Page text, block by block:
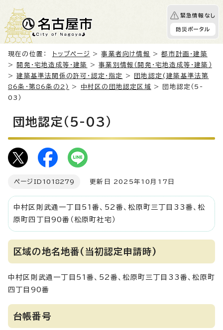
緊急情報なし
防災ポータル
現在の位置： トップページ >事業者向け情報 >都市計画・建築
>
開発・宅地造成等・建築 >事業別情報（開発・宅地造成等・建築）
>建築基準法関係の許可・認定・指定 >
団地認定(建築基準法第
86条・第86条の2)
> 中村区の団地認定区域 > 団地認定（5-
03）
団地認定（5-03）
ページID 1018279 更新日 2025年10月17日
中村区則武通一丁目51番、52番、松原町三丁目33番、松
原町四丁目90番（松原町社宅）
区域の地名地番(当初認定申請時)
中村区則武通一丁目51番、52番、松原町三丁目33番、松原町
四丁目90番
台帳番号